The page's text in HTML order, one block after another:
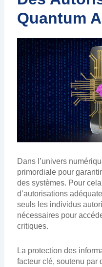
Quantum
Dans l’univers
primordiale pour
des systèmes. Pour
d’autorisations
seuls les individus
nécessaires pour
critiques.
La protection des
facteur clé, soutenu par